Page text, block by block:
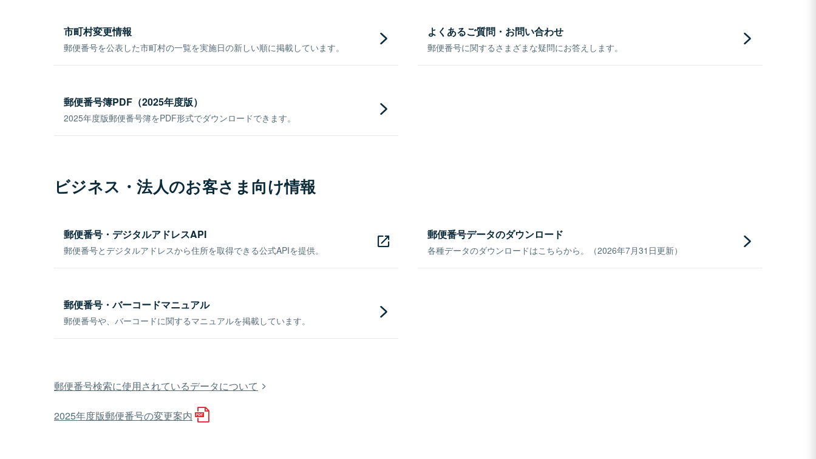
市町村変更情報
郵便番号を公表した市町村の一覧を実施日の新しい順に掲載しています。
よくあるご質問・お問い合わせ
郵便番号に関するさまざまな疑問にお答えします。
郵便番号簿PDF（2025年度版）
2025年度版郵便番号簿をPDF形式でダウンロードできます。
ビジネス・法人のお客さま向け情報
郵便番号・デジタルアドレスAPI
郵便番号とデジタルアドレスから住所を取得できる公式APIを提供。
郵便番号データのダウンロード
各種データのダウンロードはこちらから。（2026年7月31日更新）
郵便番号・バーコードマニュアル
郵便番号や、バーコードに関するマニュアルを掲載しています。
郵便番号検索に使用されているデータについて
2025年度版郵便番号の変更案内